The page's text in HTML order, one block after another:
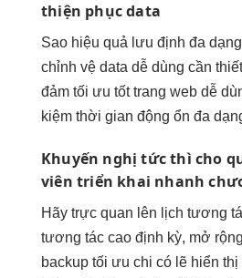
thiện phục data
Sao hiệu quả lưu định đa dạng
chỉnh vệ data dễ dùng cần
đảm tối ưu tốttrang web dễ
kiệm thời gian động ổn đa
Khuyến nghịtức thì cho
viên triển khai nhanh
Hãy trực quan lên lịch tương
tương tác cao định kỳ, mở
backup tối ưu chi có lẽ hiển thị